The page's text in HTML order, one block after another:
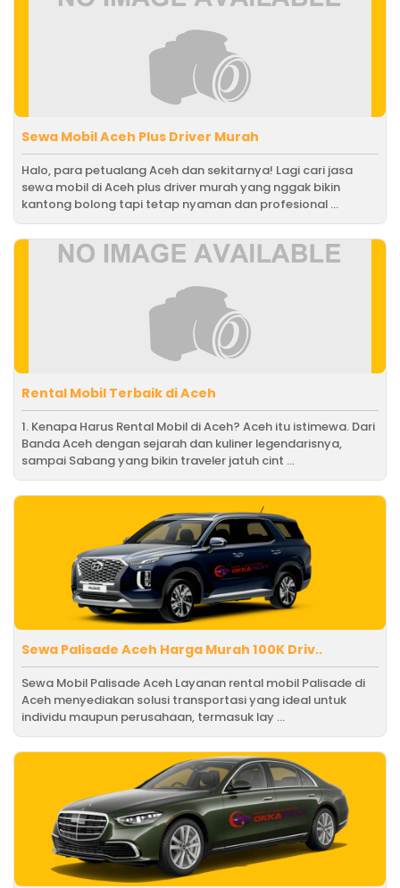
Sewa Mobil Aceh Plus Driver Murah
Halo, para petualang Aceh dan sekitarnya! Lagi cari jasa
sewa mobil di Aceh plus driver murah yang nggak bikin
kantong bolong tapi tetap nyaman dan profesional ...
Rental Mobil Terbaik di Aceh
1. Kenapa Harus Rental Mobil di Aceh? Aceh itu istimewa. Dari
Banda Aceh dengan sejarah dan kuliner legendarisnya,
sampai Sabang yang bikin traveler jatuh cint ...
Sewa Palisade Aceh Harga Murah 100K Driv..
Sewa Mobil Palisade Aceh Layanan rental mobil Palisade di
Aceh menyediakan solusi transportasi yang ideal untuk
individu maupun perusahaan, termasuk lay ...